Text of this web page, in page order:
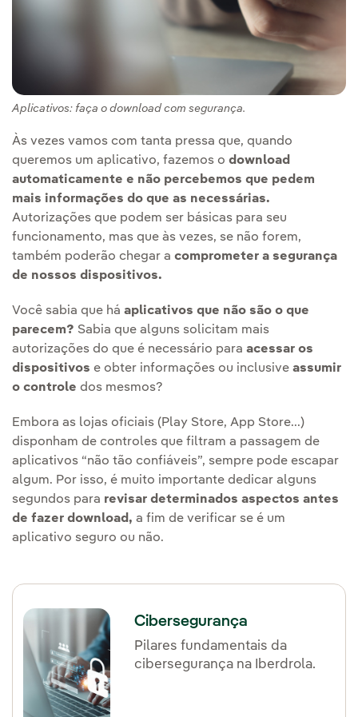
Aplicativos: faça o download com segurança.
Às vezes vamos com tanta pressa que, quando
queremos um aplicativo, fazemos o download
automaticamente e não percebemos que pedem
mais informações do que as necessárias.
Autorizações que podem ser básicas para seu
funcionamento, mas que às vezes, se não forem,
também poderão chegar a comprometer a segurança
de nossos dispositivos.
Você sabia que há aplicativos que não são o que
parecem? Sabia que alguns solicitam mais
autorizações do que é necessário para acessar os
dispositivos e obter informações ou inclusive assumir
o controle dos mesmos?
Embora as lojas oficiais (Play Store, App Store...)
disponham de controles que filtram a passagem de
aplicativos “não tão confiáveis”, sempre pode escapar
algum. Por isso, é muito importante dedicar alguns
segundos para revisar determinados aspectos antes
de fazer download, a fim de verificar se é um
aplicativo seguro ou não.
Cibersegurança
Pilares fundamentais da
cibersegurança na Iberdrola.